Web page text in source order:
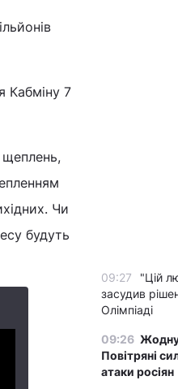
Кабміну 7
щеплень,
Чи
будуть
09:27
"Цій
засудив
Олімпіаді
09:26 Жодну
Повітряні
атаки росіян